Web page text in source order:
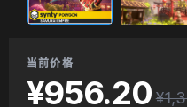
当前价格
¥956.20